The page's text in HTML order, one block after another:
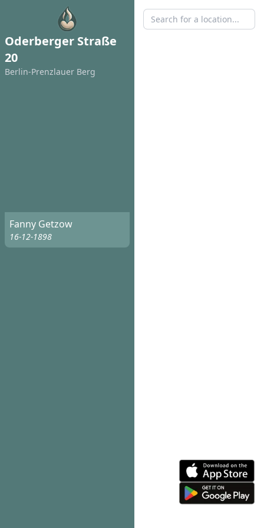
Oderberger Straße
20
Berlin-Prenzlauer Berg
Fanny Getzow
16-12-1898